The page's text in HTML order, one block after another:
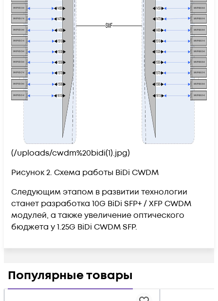
(/uploads/cwdm%20bidi(1).jpg)
Рисунок 2. Схема работы BiDi CWDM
Следующим этапом в развитии технологии
станет разработка 10G BiDi SFP+ / XFP CWDM
модулей, а также увеличение оптического
бюджета у 1.25G BiDi CWDM SFP.
Популярные товары